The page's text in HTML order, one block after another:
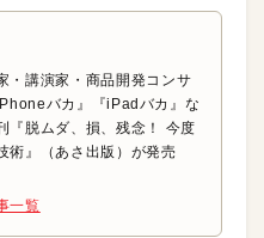
・講演家・商品開発コンサ
バカ』『iPadバカ』な
『脱ムダ、損、残念！ 今度
術』（あさ出版）が発売
一覧